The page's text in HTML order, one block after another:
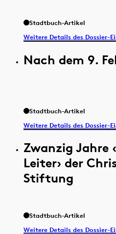
Stadtbuch-Artikel
Weitere Details des Dossier-
Nach dem 9.
Stadtbuch-Artikel
Weitere Details des Dossier-
Zwanzig Jahre
Leiter› der
Stiftung
Stadtbuch-Artikel
Weitere Details des Dossier-